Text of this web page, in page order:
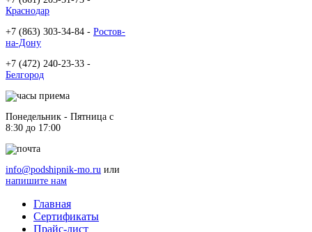
Краснодар
+7 (863) 303-34-84 - Ростов-
на-Дону
+7 (472) 240-23-33 -
Белгород
Понедельник - Пятница c
8:30 до 17:00
info@podshipnik-mo.ru или
напишите нам
Главная
Сертификаты
Прайс-лист